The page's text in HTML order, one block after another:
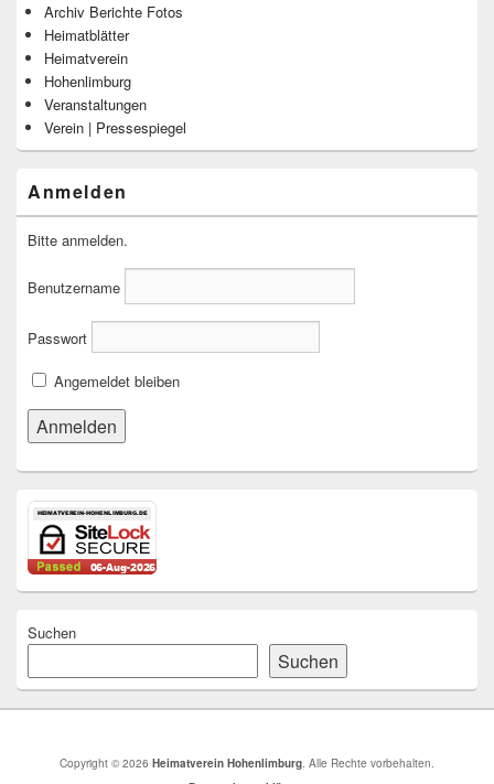
Archiv Berichte Fotos
Heimatblätter
Heimatverein
Hohenlimburg
Veranstaltungen
Verein | Pressespiegel
Anmelden
Bitte anmelden.
Benutzername
Passwort
Angemeldet bleiben
Suchen
Suchen
Copyright © 2026 Heimatverein Hohenlimburg. Alle Rechte vorbehalten.